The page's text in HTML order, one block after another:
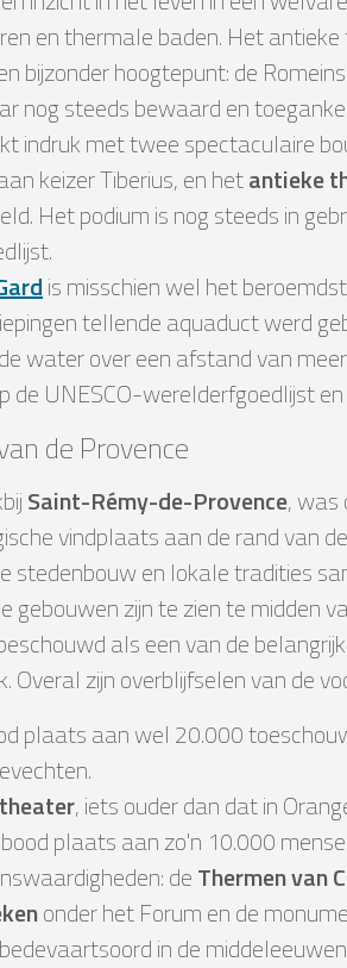
en thermale baden. Het
bijzonder hoogtepunt: de
nog steeds bewaard en
indruk met twee spectaculaire
keizer Tiberius, en hetantieke
Het podium is nog steeds in
is misschien wel het
tellende aquaduct werd
water over een afstand van
de UNESCO-werelderfgoedlijst
de Provence
Saint-Rémy-de-Provence, was
vindplaats aan de rand van
stedenbouw en lokale tradities
gebouwen zijn te zien te midden
als een van de
Overal zijn overblijfselen van de
plaats aan wel 20.000
, iets ouder dan dat in
plaats aan zo'n 10.000
deThermen van
onder het Forum en de
in de